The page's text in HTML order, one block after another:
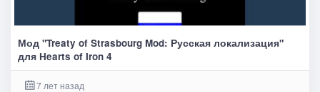
Мод "Treaty of Strasbourg Mod: Русская локализация"
для Hearts of Iron 4
7 лет назад